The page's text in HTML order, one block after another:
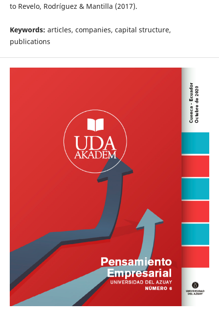
to Revelo, Rodríguez & Mantilla (2017).
Keywords: articles, companies, capital structure,
publications